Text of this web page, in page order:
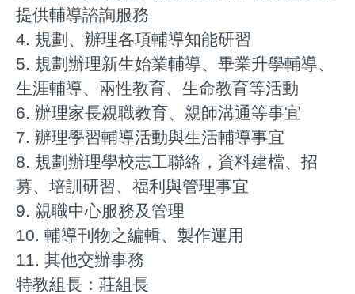
提供輔導諮詢服務
4. 規劃、辦理各項輔導知能研習
5. 規劃辦理新生始業輔導、畢業升學輔導、
生涯輔導、兩性教育、生命教育等活動
6. 辦理家長親職教育、親師溝通等事宜
7. 辦理學習輔導活動與生活輔導事宜
8. 規劃辦理學校志工聯絡，資料建檔、招
募、培訓研習、福利與管理事宜
9. 親職中心服務及管理
10. 輔導刊物之編輯、製作運用
11. 其他交辦事務
特教組長：莊組長